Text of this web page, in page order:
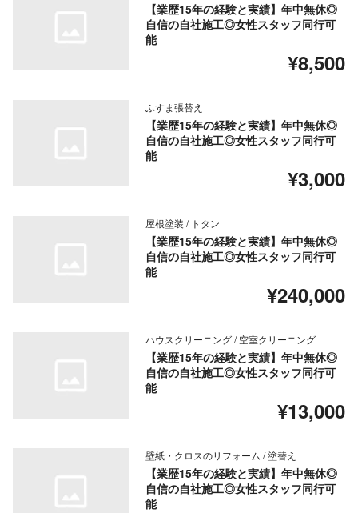
【業歴15年の経験と実績】年中無休◎
自信の自社施工◎女性スタッフ同行可
能
¥8,500
ふすま張替え
【業歴15年の経験と実績】年中無休◎
自信の自社施工◎女性スタッフ同行可
能
¥3,000
屋根塗装 / トタン
【業歴15年の経験と実績】年中無休◎
自信の自社施工◎女性スタッフ同行可
能
¥240,000
ハウスクリーニング / 空室クリーニング
【業歴15年の経験と実績】年中無休◎
自信の自社施工◎女性スタッフ同行可
能
¥13,000
壁紙・クロスのリフォーム / 塗替え
【業歴15年の経験と実績】年中無休◎
自信の自社施工◎女性スタッフ同行可
能